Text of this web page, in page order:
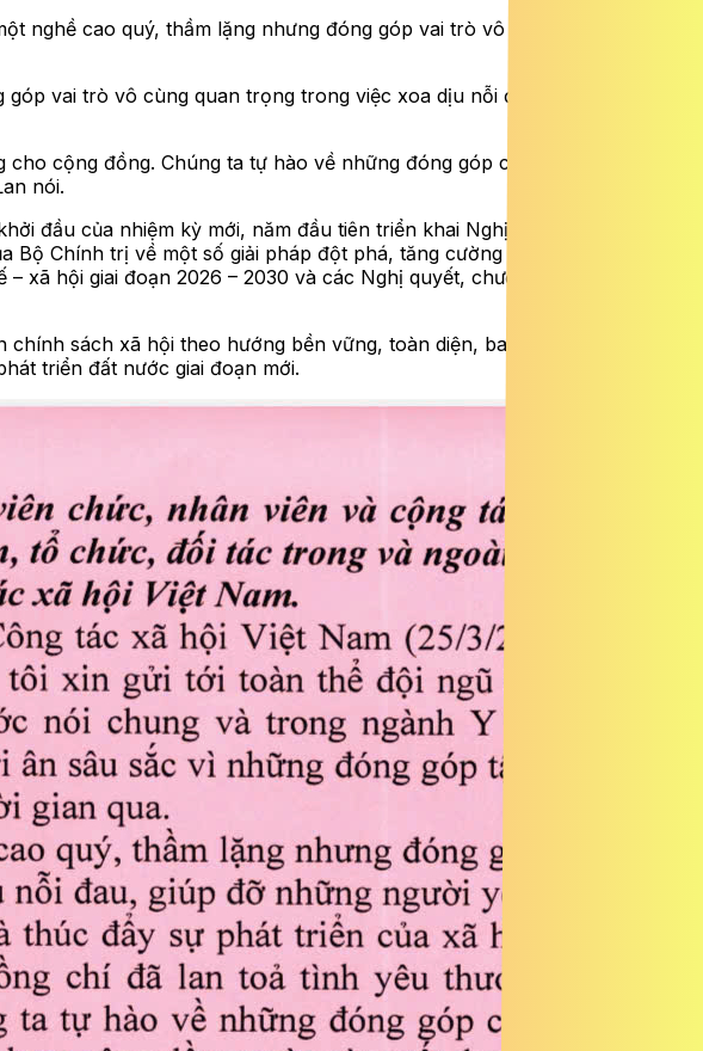
nghề cao quý, thầm lặng nhưng đóng góp vai trò vô cùng quan
vai trò vô cùng quan trọng trong việc xoa dịu nỗi đau, giúp đỡ những
cộng đồng. Chúng ta tự hào về những đóng góp của các đồng chí
nói.
đầu của nhiệm kỳ mới, năm đầu tiên triển khai Nghị quyết Đại hội XIV
Chính trị về một số giải pháp đột phá, tăng cường bảo vệ, chăm sóc
xã hội giai đoạn 2026 – 2030 và các Nghị quyết, chương trình hành động
sách xã hội theo hướng bền vững, toàn diện, bao trùm và vai trò
triển đất nước giai đoạn mới.